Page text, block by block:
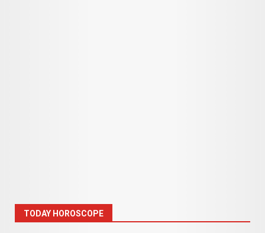
TODAY HOROSCOPE